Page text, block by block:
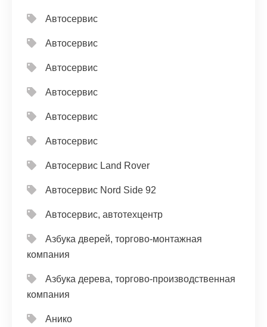
Автосервис
Автосервис
Автосервис
Автосервис
Автосервис
Автосервис
Автосервис Land Rover
Автосервис Nord Side 92
Автосервис, автотехцентр
Азбука дверей, торгово-монтажная
компания
Азбука дерева, торгово-производственная
компания
Анико